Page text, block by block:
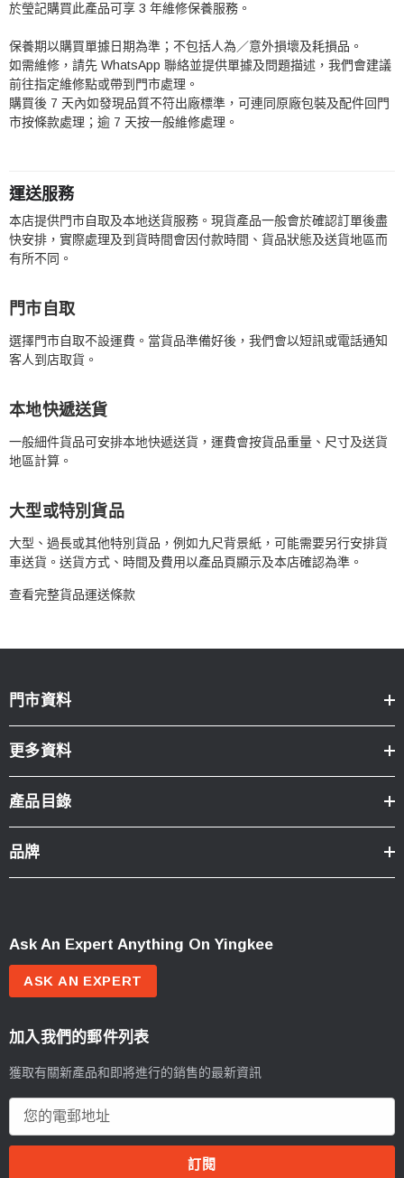
於瑩記購買此產品可享 3 年維修保養服務。
保養期以購買單據日期為準；不包括人為／意外損壞及耗損品。
如需維修，請先 WhatsApp 聯絡並提供單據及問題描述，我們會建議
前往指定維修點或帶到門市處理。
購買後 7 天內如發現品質不符出廠標準，可連同原廠包裝及配件回門
市按條款處理；逾 7 天按一般維修處理。
運送服務
本店提供門市自取及本地送貨服務。現貨產品一般會於確認訂單後盡
快安排，實際處理及到貨時間會因付款時間、貨品狀態及送貨地區而
有所不同。
門市自取
選擇門市自取不設運費。當貨品準備好後，我們會以短訊或電話通知
客人到店取貨。
本地快遞送貨
一般細件貨品可安排本地快遞送貨，運費會按貨品重量、尺寸及送貨
地區計算。
大型或特別貨品
大型、過長或其他特別貨品，例如九尺背景紙，可能需要另行安排貨
車送貨。送貨方式、時間及費用以產品頁顯示及本店確認為準。
查看完整貨品運送條款
門市資料
更多資料
產品目錄
品牌
Ask An Expert Anything On Yingkee
ASK AN EXPERT
加入我們的郵件列表
獲取有關新產品和即將進行的銷售的最新資訊
郵